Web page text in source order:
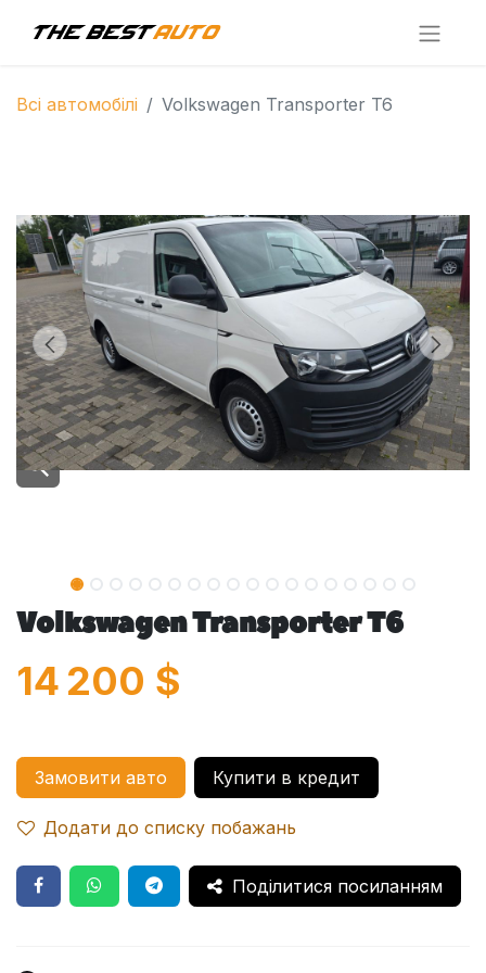
Всі автомобілі Volkswagen Transporter T6
Volkswagen Transporter T6
14 200 $
Замовити авто Купити в кредит
Додати до списку побажань
Поділитися посиланням